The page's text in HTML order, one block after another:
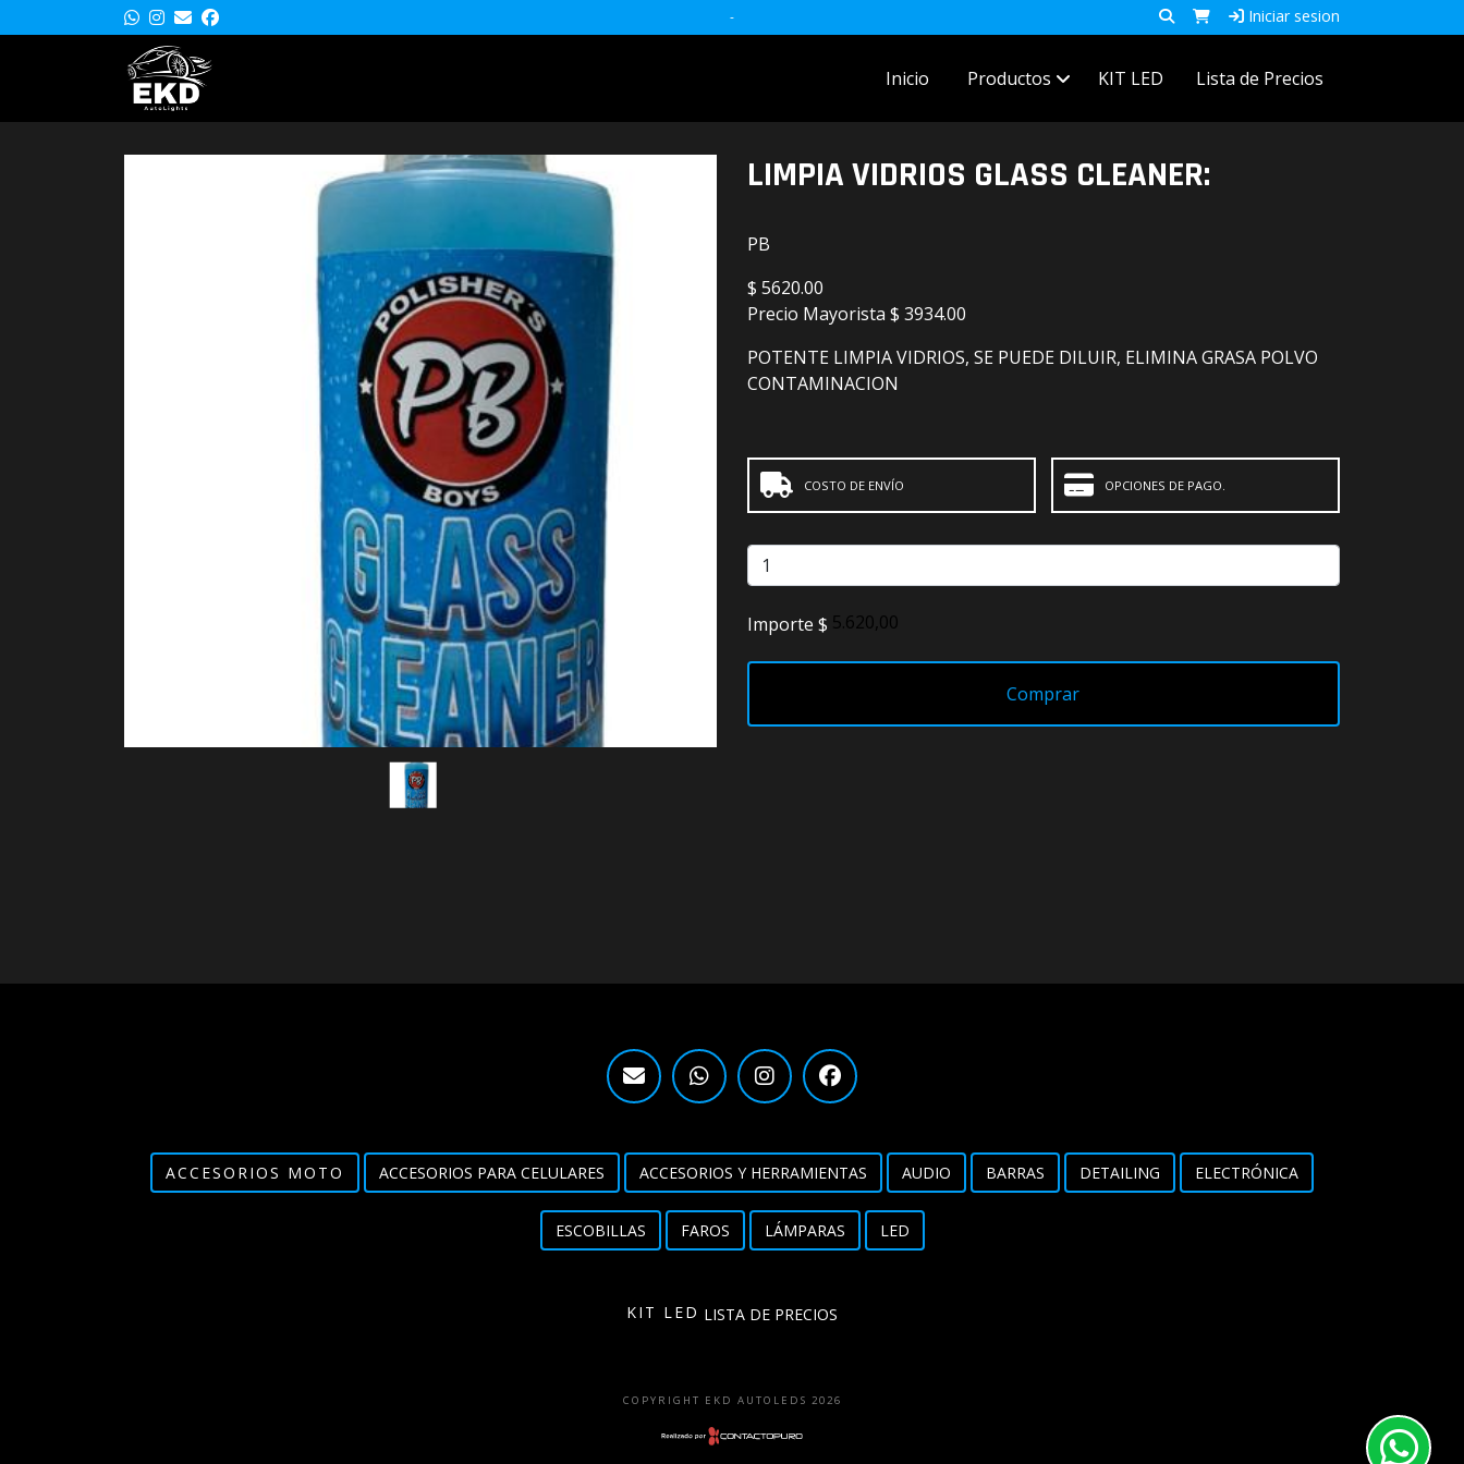
- Iniciar sesion
Inicio Productos
accesorios para celulares
Accesorios y herramientas
Audio
Barras
Detailing
Escobillas
Faros
Lámparas
KIT LED Lista de Precios
LIMPIA VIDRIOS GLASS CLEANER:
PB
$ 5620.00
Precio Mayorista $ 3934.00
POTENTE LIMPIA VIDRIOS, SE PUEDE DILUIR, ELIMINA GRASA POLVO
CONTAMINACION
COSTO DE ENVÍO OPCIONES DE PAGO.
Importe $
Comprar
ACCESORIOS MOTO ACCESORIOS PARA CELULARES ACCESORIOS Y HERRAMIENTAS AUDIO BARRAS DETAILING ELECTRÓNICA
ESCOBILLAS FAROS LÁMPARAS LED
KIT LED LISTA DE PRECIOS
COPYRIGHT EKD AUTOLEDS 2026